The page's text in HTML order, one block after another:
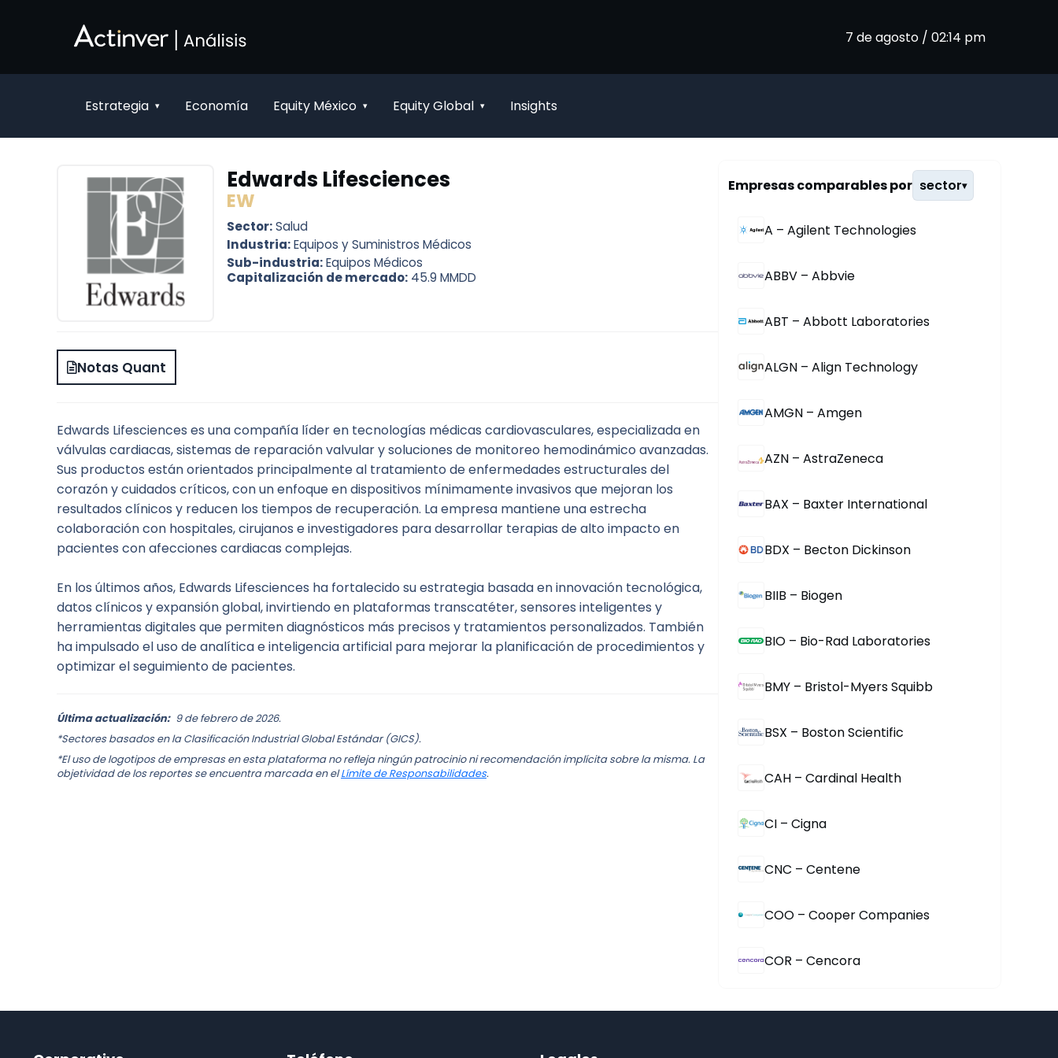
7 de agosto / 02:14 pm
Estrategia ▾ Economía Equity México ▾ Equity Global ▾ Insights
Edwards Lifesciences
EW
Sector:Salud
Industria:Equipos y Suministros Médicos
Sub-industria:Equipos Médicos
Capitalización de mercado: 45.9 MMDD
Notas Quant
Edwards Lifesciences es una compañía líder en tecnologías médicas cardiovasculares, especializada en
válvulas cardiacas, sistemas de reparación valvular y soluciones de monitoreo hemodinámico avanzadas.
Sus productos están orientados principalmente al tratamiento de enfermedades estructurales del
corazón y cuidados críticos, con un enfoque en dispositivos mínimamente invasivos que mejoran los
resultados clínicos y reducen los tiempos de recuperación. La empresa mantiene una estrecha
colaboración con hospitales, cirujanos e investigadores para desarrollar terapias de alto impacto en
pacientes con afecciones cardiacas complejas.
En los últimos años, Edwards Lifesciences ha fortalecido su estrategia basada en innovación tecnológica,
datos clínicos y expansión global, invirtiendo en plataformas transcatéter, sensores inteligentes y
herramientas digitales que permiten diagnósticos más precisos y tratamientos personalizados. También
ha impulsado el uso de analítica e inteligencia artificial para mejorar la planificación de procedimientos y
optimizar el seguimiento de pacientes.
Última actualización: 9 de febrero de 2026.
*Sectores basados en la Clasificación Industrial Global Estándar (GICS).
*El uso de logotipos de empresas en esta plataforma no refleja ningún patrocinio ni recomendación implícita sobre la misma. La
objetividad de los reportes se encuentra marcada en elLímite de Responsabilidades.
Empresas comparables por sector▾
A – Agilent Technologies
ABBV – Abbvie
ABT – Abbott Laboratories
ALGN – Align Technology
AMGN – Amgen
AZN – AstraZeneca
BAX – Baxter International
BDX – Becton Dickinson
BIIB – Biogen
BIO – Bio-Rad Laboratories
BMY – Bristol-Myers Squibb
BSX – Boston Scientific
CAH – Cardinal Health
CI – Cigna
CNC – Centene
COO – Cooper Companies
COR – Cencora